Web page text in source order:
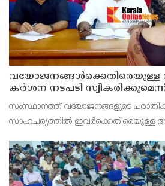
വയോജനങ്ങൾക്കെതിരെയുള്ള
കർശന നടപടി
സംസ്ഥാനത്ത് വയോജനങ്ങളുടെ
സാഹചര്യത്തിൽ ഇവർക്കെതിരെയുള്ള
കെ. സോമപ്രസാദ്.